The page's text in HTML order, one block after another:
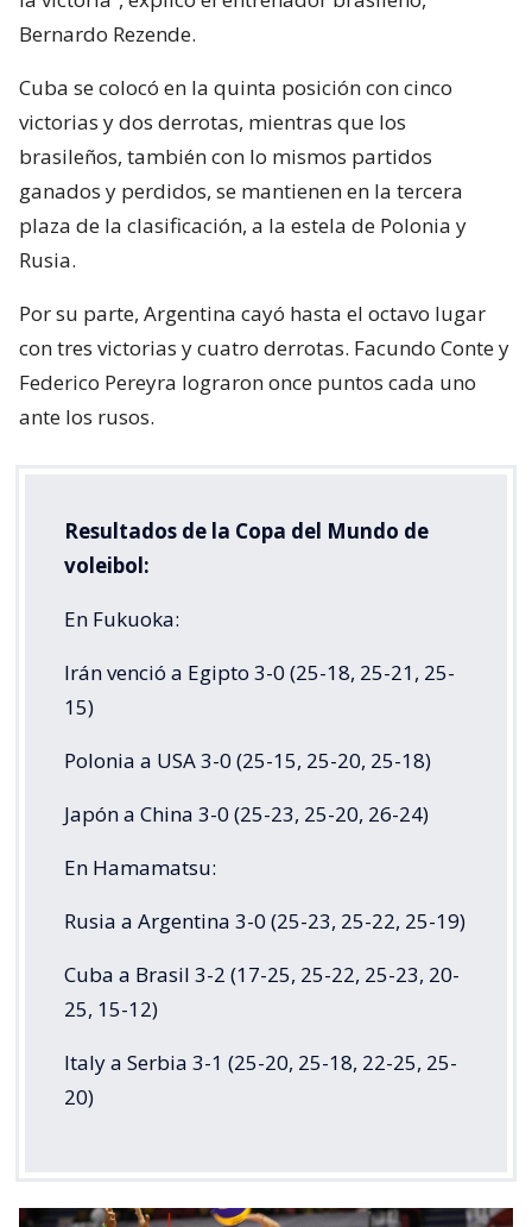
Bernardo Rezende.
Cuba se colocó en la quinta posición con cinco
victorias y dos derrotas, mientras que los
brasileños, también con lo mismos partidos
ganados y perdidos, se mantienen en la tercera
plaza de la clasificación, a la estela de Polonia y
Rusia.
Por su parte, Argentina cayó hasta el octavo lugar
con tres victorias y cuatro derrotas. Facundo Conte y
Federico Pereyra lograron once puntos cada uno
ante los rusos.
Resultados de la Copa del Mundo de
voleibol:
En Fukuoka:
Irán venció a Egipto 3-0 (25-18, 25-21, 25-
15)
Polonia a USA 3-0 (25-15, 25-20, 25-18)
Japón a China 3-0 (25-23, 25-20, 26-24)
En Hamamatsu:
Rusia a Argentina 3-0 (25-23, 25-22, 25-19)
Cuba a Brasil 3-2 (17-25, 25-22, 25-23, 20-
25, 15-12)
Italy a Serbia 3-1 (25-20, 25-18, 22-25, 25-
20)